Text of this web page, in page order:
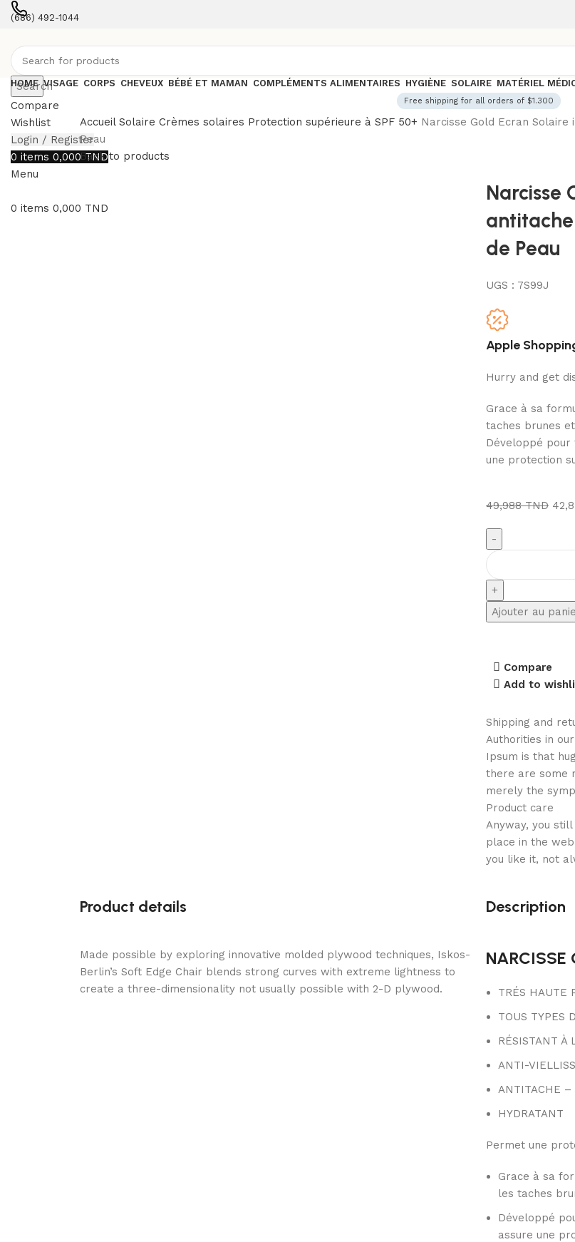
(686) 492-1044
Contact with an expert
Search
Compare
Wishlist
Login / Register
0 items 0,000TND
Menu
0 items 0,000 TND
HOME VISAGE CORPS CHEVEUX BÉBÉ ET MAMAN COMPLÉMENTS ALIMENTAIRES HYGIÈNE SOLAIRE MATÉRIEL
Free shipping for all orders of $1.300
Accueil Solaire Crèmes solaires Protection supérieure à SPF 50+ Narcisse Gold Ecran Solaire
Peau
Back to products
Narcisse
antitache
de Peau
UGS : 7S99J
Apple
Hurry and get
Grace à sa
taches brunes
Développé pour
une protection
49,988TND
Ajouter au
Compare
Add to
Shipping and
Authorities in
Ipsum is that
there are some
merely the
Product care
Anyway, you
place in the
you like it, not
Product details
Made possible by exploring innovative molded plywood techniques, Iskos-
Berlin’s Soft Edge Chair blends strong curves with extreme lightness to
create a three-dimensionality not usually possible with 2-D plywood.
Description
TRÉS HAUTE
TOUS TYPES
RÉSISTANT À
ANTI-
ANTITACHE –
HYDRATANT
Permet une
Grace à sa
les taches
Développé
assure une